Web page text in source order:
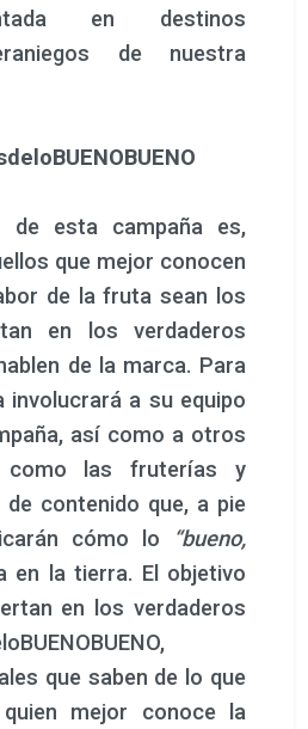
en destinos
de nuestra
esta campaña es,
que mejor conocen
de la fruta sean los
en los verdaderos
de la marca. Para
involucrará a su equipo
así como a otros
como las fruterías y
contenido que, a pie
cómo lo
“bueno,
en la tierra. El objetivo
en los verdaderos
que saben de lo que
mejor conoce la